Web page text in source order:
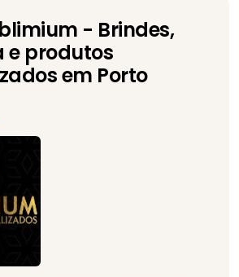
- Brindes,
e produtos
em Porto